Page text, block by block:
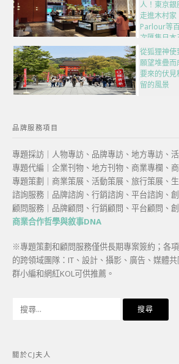
人！東京
走進木村家
Parlour等
次匯集日
從狐狸神使
願望堆疊而
要來的伏
留的風景
品牌服務項目
專題採訪｜人物專訪、品牌專訪、地方專訪、
專題代編｜企業刊物、地方刊物、商業專欄、
專題策劃｜商業策展、活動策展、旅行策展、
諮詢服務｜品牌諮詢、行銷諮詢、平台諮詢、
顧問服務｜品牌顧問、行銷顧問、平台顧問、
商業合作哲學與敘事DNA
※專題策劃和顧問服務僅供長期專案簽約；各
的跨領域團隊：IT、設計、攝影、廣告、媒體
群小編和網紅KOL可供推薦。
字:
關於CJ夫人